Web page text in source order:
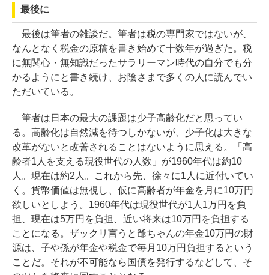
最後に
最後は筆者の雑談だ。筆者は税の専門家ではないが、
なんとなく税金の原稿を書き始めて十数年が過ぎた。税
に無関心・無知識だったサラリーマン時代の自分でも分
かるようにと書き続け、お陰さまで多くの人に読んでい
ただいている。
筆者は日本の最大の課題は少子高齢化だと思ってい
る。高齢化は自然減を待つしかないが、少子化は大きな
改革がないと改善されることはないように思える。「高
齢者1人を支える現役世代の人数」が1960年代は約10
人。現在は約2人。これから先、徐々に1人に近付いてい
く。貨幣価値は無視し、仮に高齢者が年金を月に10万円
欲しいとしよう。1960年代は現役世代が1人1万円を負
担、現在は5万円を負担、近い将来は10万円を負担する
ことになる。ザックリ言うと爺ちゃんの年金10万円の財
源は、子や孫が年金や税金で毎月10万円負担するという
ことだ。それが不可能なら国債を発行するなどして、そ